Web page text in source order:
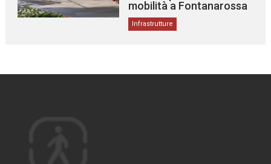
mobilità a Fontanarossa
Infrastrutture